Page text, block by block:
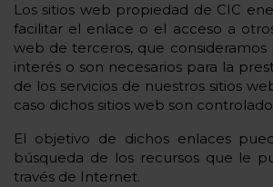
Los sitios web propiedad de CIC
facilitar el enlace o el acceso a
web de terceros, que consideramos
interés o son necesarios para la
de los servicios de nuestros sitios
caso dichos sitios web son
El objetivo de dichos enlaces
búsqueda de los recursos que le
través de Internet.